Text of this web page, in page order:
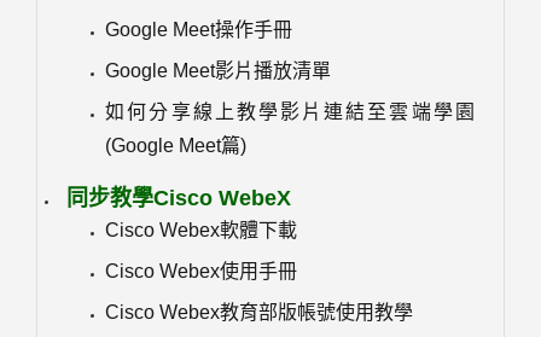
Google Meet操作手冊
Google Meet影片播放清單
如何分享線上教學影片連結至雲端學園
(Google Meet篇)
同步教學Cisco WebeX
Cisco Webex軟體下載
Cisco Webex使用手冊
Cisco Webex教育部版帳號使用教學